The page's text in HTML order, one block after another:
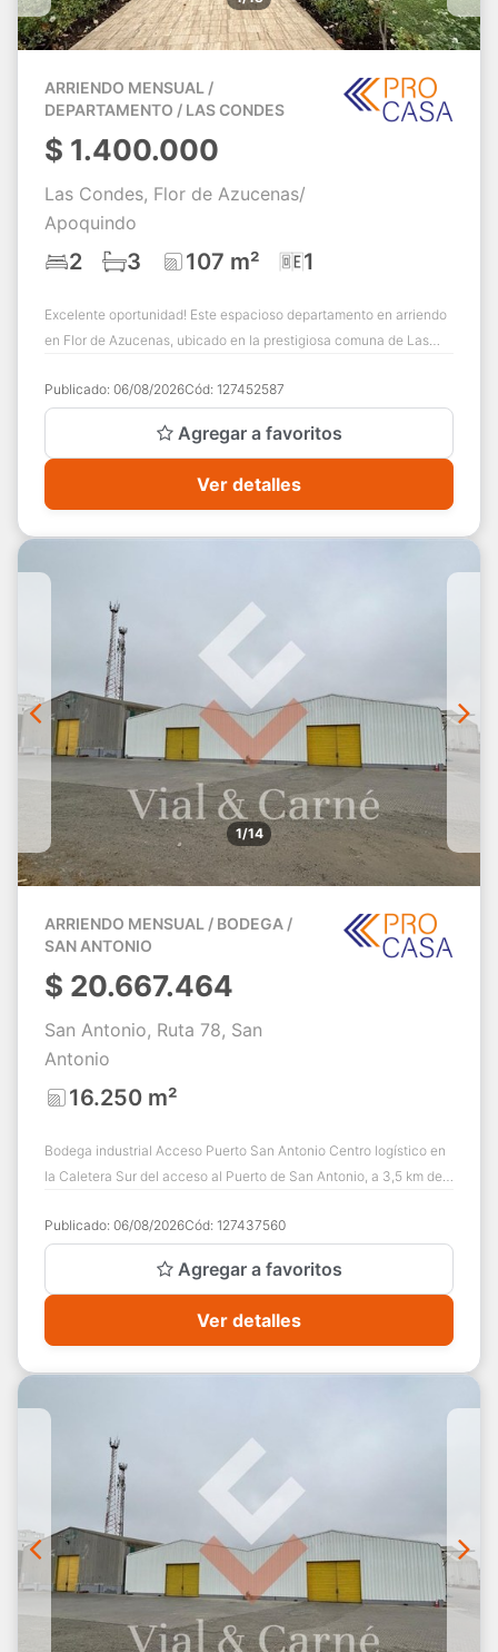
ARRIENDO MENSUAL /
DEPARTAMENTO / LAS CONDES
$ 1.400.000
Las Condes, Flor de Azucenas/
Apoquindo
2 3 107 m² 1
Excelente oportunidad! Este espacioso departamento en arriendo
en Flor de Azucenas, ubicado en la prestigiosa comuna de Las
Publicado: 06/08/2026Cód: 127452587
Agregar a favoritos
Ver detalles
1/14
ARRIENDO MENSUAL / BODEGA /
SAN ANTONIO
$ 20.667.464
San Antonio, Ruta 78, San
Antonio
16.250 m²
Bodega industrial Acceso Puerto San Antonio Centro logístico en
la Caletera Sur del acceso al Puerto de San Antonio, a 3,5 km del
Publicado: 06/08/2026Cód: 127437560
Agregar a favoritos
Ver detalles